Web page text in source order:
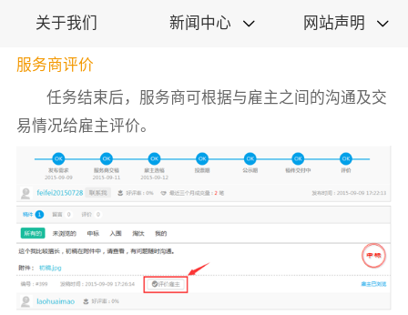
关于我们 新闻中心  网站声明 
服务商评价
任务结束后，服务商可根据与雇主之间的沟通及交
易情况给雇主评价。